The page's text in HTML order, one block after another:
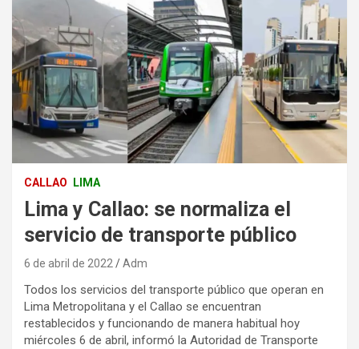
CALLAO LIMA
Lima y Callao: se normaliza el
servicio de transporte público
6 de abril de 2022 Adm
Todos los servicios del transporte público que operan en
Lima Metropolitana y el Callao se encuentran
restablecidos y funcionando de manera habitual hoy
miércoles 6 de abril, informó la Autoridad de Transporte